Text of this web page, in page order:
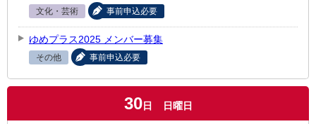
文化・芸術 事前申込必要
ゆめプラス2025 メンバー募集
その他 事前申込必要
30日 日曜日